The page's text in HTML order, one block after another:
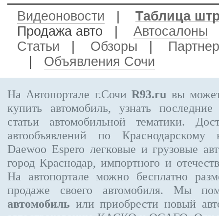
Видеоновости
Таблица
Продажа авто
Автосалоны
Статьи
Обзоры
Объявления Сочи
На Автопортале г.СочиR93.ru вы
купить автомобиль, узнать
статьи автомобильной тематики.
автообъявлений по
Daewoo Espero легковые и грузовые
город Краснодар, импортного и
На автопортале можно бесплатно
продаже своего автомобиля. Мы
автомобиль или приобрести новый